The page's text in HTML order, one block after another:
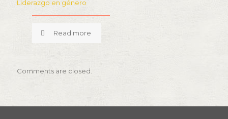
Liderazgo en género
Read more
Comments are closed.